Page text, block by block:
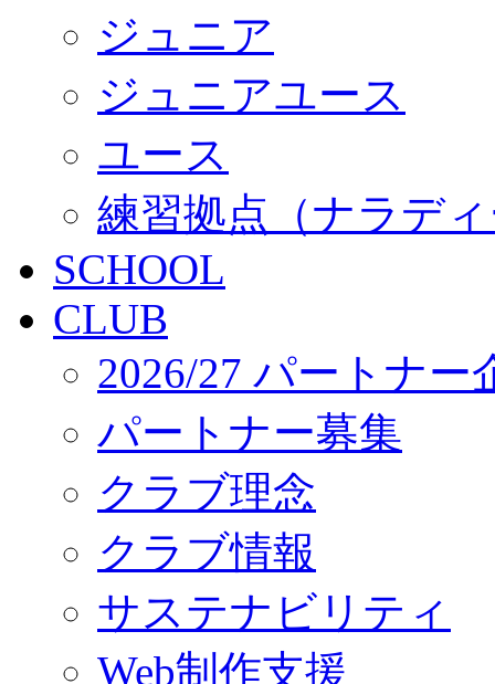
ジュニア
ジュニアユース
ユース
練習拠点（ナラデ
SCHOOL
CLUB
2026/27 パートナー
パートナー募集
クラブ理念
クラブ情報
サステナビリティ
Web制作支援